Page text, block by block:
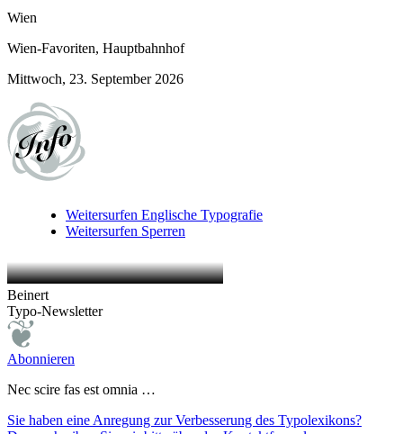
Wien
Wien-Favoriten, Hauptbahnhof
Mittwoch, 23. September 2026
Weitersurfen Englische Typografie
Weitersurfen Sperren
Beinert
Typo-Newsletter
Abonnieren
Nec scire fas est omnia …
Sie haben eine Anregung zur Verbesserung des Typolexikons?